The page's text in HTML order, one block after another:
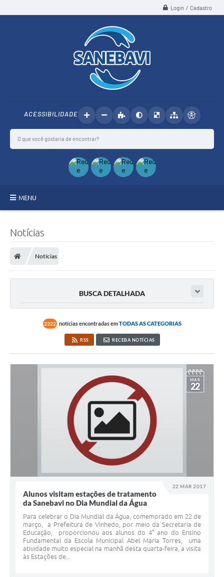
Login / Cadastro
ACESSIBILIDADE
MENU
ÁGUA
ESGOTO
ACESSOS EXTERNOS
Notícias
Notícias
BUSCA DETALHADA
2322 notícias encontradas emTODAS AS CATEGORIAS
RSS RECEBA NOTÍCIAS
22 MAR 2017
MAR
22
Alunos visitam estações de tratamento
da Sanebavi no Dia Mundial da Água
Para celebrar o Dia Mundial da Água, comemorado em 22 de
março, a Prefeitura de Vinhedo, por meio da Secretaria de
Educação, proporcionou aos alunos do 4° ano do Ensino
Fundamental da Escola Municipal Abel Maria Torres, uma
atividade muito especial na manhã desta quarta-feira, a visita
às Estações de...